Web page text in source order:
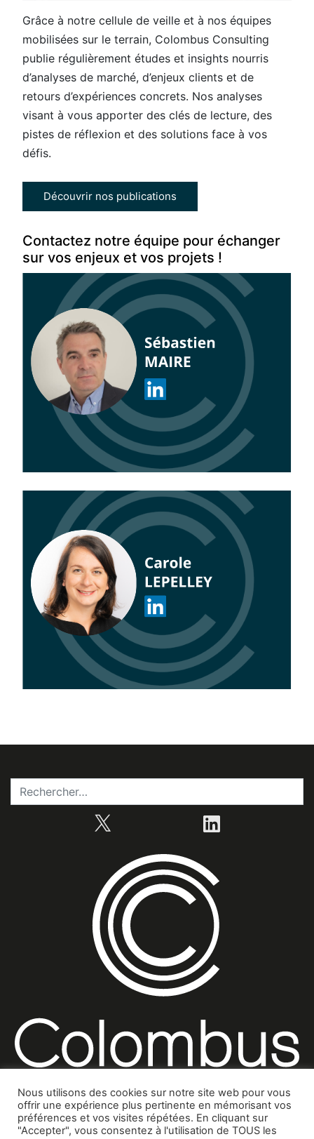
Grâce à notre cellule de veille et à nos équipes
mobilisées sur le terrain, Colombus Consulting
publie régulièrement études et insights nourris
d’analyses de marché, d’enjeux clients et de
retours d’expériences concrets. Nos analyses
visant à vous apporter des clés de lecture, des
pistes de réflexion et des solutions face à vos
défis.
Découvrir nos publications
Contactez notre équipe pour échanger
sur vos enjeux et vos projets !
LinkedIn
Nous utilisons des cookies sur notre site web pour vous
offrir une expérience plus pertinente en mémorisant vos
préférences et vos visites répétées. En cliquant sur
"Accepter", vous consentez à l'utilisation de TOUS les